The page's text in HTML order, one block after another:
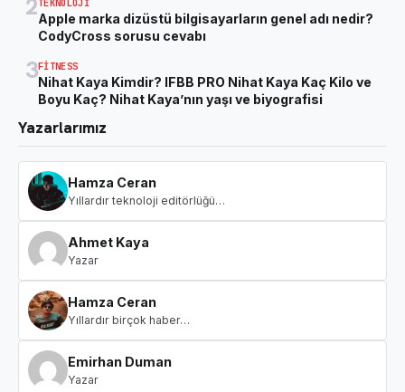
2TEKNOLOJI
Apple marka dizüstü bilgisayarların genel adı nedir?
CodyCross sorusu cevabı
3FITNESS
Nihat Kaya Kimdir? IFBB PRO Nihat Kaya Kaç Kilo ve
Boyu Kaç? Nihat Kaya’nın yaşı ve biyografisi
Yazarlarımız
Hamza Ceran
Yıllardır teknoloji editörlüğü…
Ahmet Kaya
Yazar
Hamza Ceran
Yıllardır birçok haber…
Emirhan Duman
Yazar